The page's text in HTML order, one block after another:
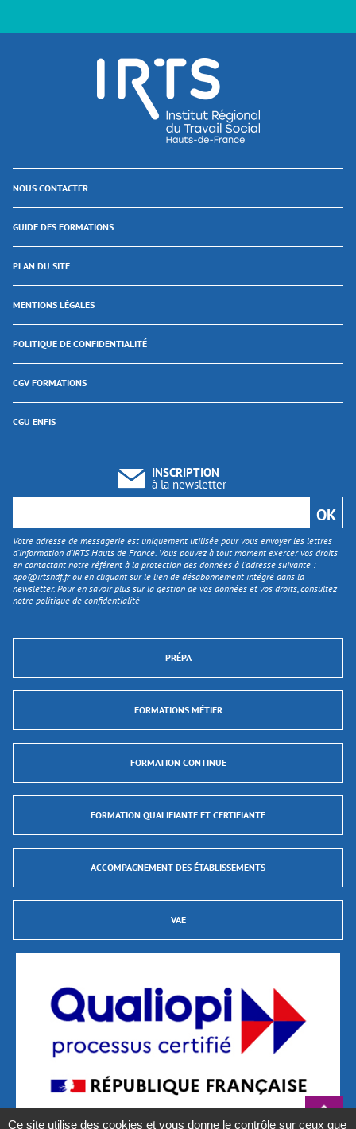
NOUS CONTACTER
GUIDE DES FORMATIONS
PLAN DU SITE
MENTIONS LÉGALES
POLITIQUE DE CONFIDENTIALITÉ
CGV FORMATIONS
CGU ENFIS
INSCRIPTION
à la newsletter
Votre adresse de messagerie est uniquement utilisée pour vous envoyer les lettres
d'information d’IRTS Hauts de France. Vous pouvez à tout moment exercer vos droits
en contactant notre référent à la protection des données à l’adresse suivante :
dpo@irtshdf.frou en cliquant sur le lien de désabonnement intégré dans la
newsletter. Pour en savoir plus sur la gestion de vos données et vos droits, consultez
notre politique de confidentialité
PRÉPA
FORMATIONS MÉTIER
FORMATION CONTINUE
FORMATION QUALIFIANTE ET CERTIFIANTE
ACCOMPAGNEMENT DES ÉTABLISSEMENTS
VAE
Ce site utilise des cookies et vous donne le contrôle sur ceux que